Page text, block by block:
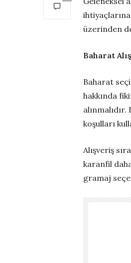
üzerinden
Baharat
Baharat
hakkında
koşulları
Alışveriş
karanfil
gramaj